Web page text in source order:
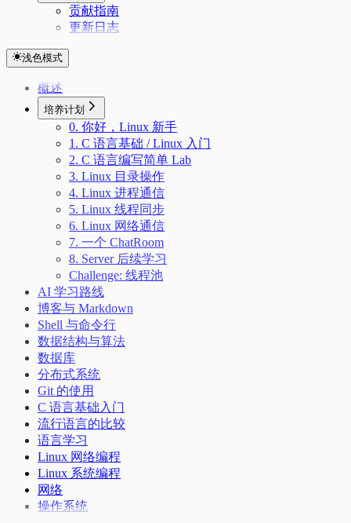
贡献指南
更新日志
浅色模式
概述
培养计划
0. 你好，Linux 新手
1. C 语言基础 / Linux 入门
2. C 语言编写简单 Lab
3. Linux 目录操作
4. Linux 进程通信
5. Linux 线程同步
6. Linux 网络通信
7. 一个 ChatRoom
8. Server 后续学习
Challenge: 线程池
AI 学习路线
博客与 Markdown
Shell 与命令行
数据结构与算法
数据库
分布式系统
Git 的使用
C 语言基础入门
流行语言的比较
语言学习
Linux 网络编程
Linux 系统编程
网络
操作系统